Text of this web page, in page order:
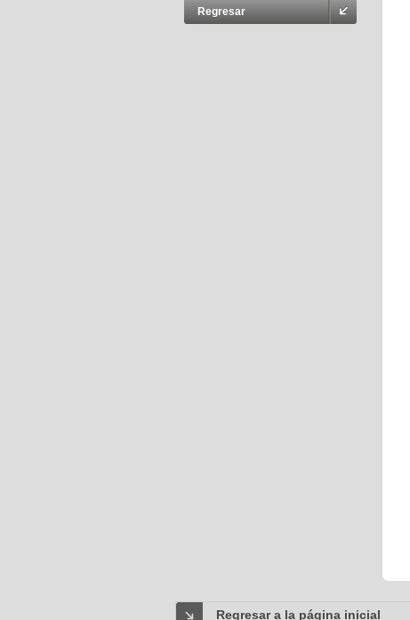
Regresar
Regresar a la página inicial